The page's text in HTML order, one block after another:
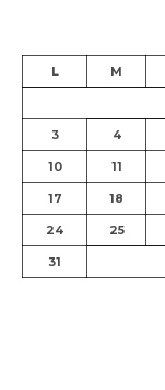
L M
3 4
10 11
17 18
24 25
31